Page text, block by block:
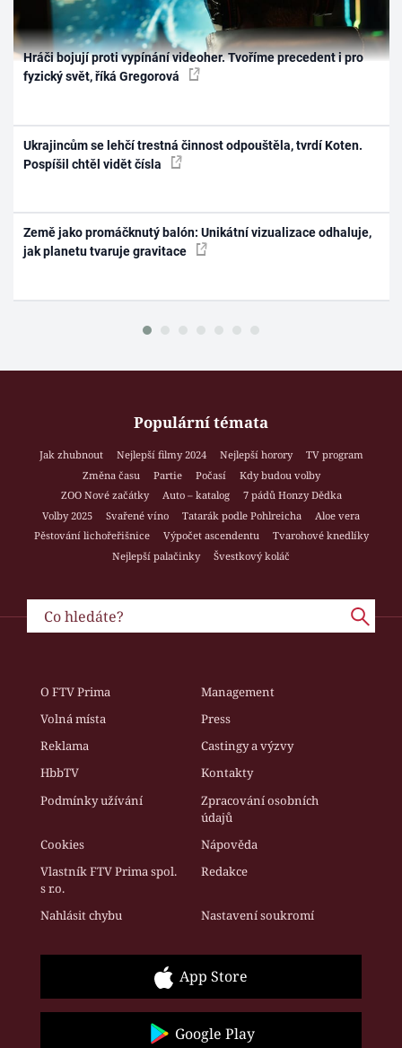
Hráči bojují proti vypínání videoher. Tvoříme precedent i pro
fyzický svět, říká Gregorová
Ukrajincům se lehčí trestná činnost odpouštěla, tvrdí Koten.
Pospíšil chtěl vidět čísla
Země jako promáčknutý balón: Unikátní vizualizace odhaluje,
jak planetu tvaruje gravitace
Populární témata
Jak zhubnout Nejlepší filmy 2024 Nejlepší horory
TV program
Změna času
Partie Počasí
Kdy budou volby
ZOO Nové začátky
Auto – katalog
7 pádů Honzy Dědka
Volby 2025
Svařené víno Tatarák podle Pohlreicha
Aloe vera
Pěstování lichořeřišnice
Výpočet ascendentu
Tvarohové knedlíky
Nejlepší palačinky
Švestkový koláč
O FTV Prima
Management
Volná místa
Press
Reklama
Castingy a výzvy
HbbTV
Kontakty
Podmínky užívání
Zpracování osobních
údajů
Cookies
Nápověda
Vlastník FTV Prima spol.
s r.o.
Redakce
Nahlásit chybu Nastavení soukromí
App Store
Google Play